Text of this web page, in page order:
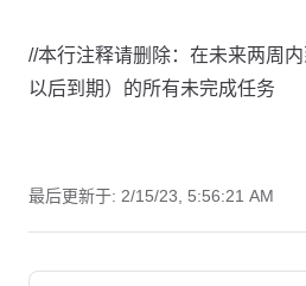
//本行注释请删除：在未来两周
以后到期）的所有未完成任务
最后更新于: 2/15/23, 5:56:21 AM
Pager